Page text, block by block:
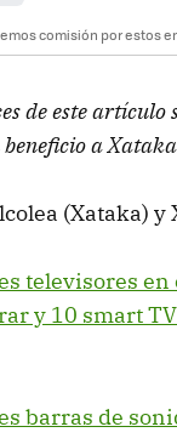
comisión por estos
de este artículo
a Xataka
(Xataka) y
televisores en
y 10 smart
barras de